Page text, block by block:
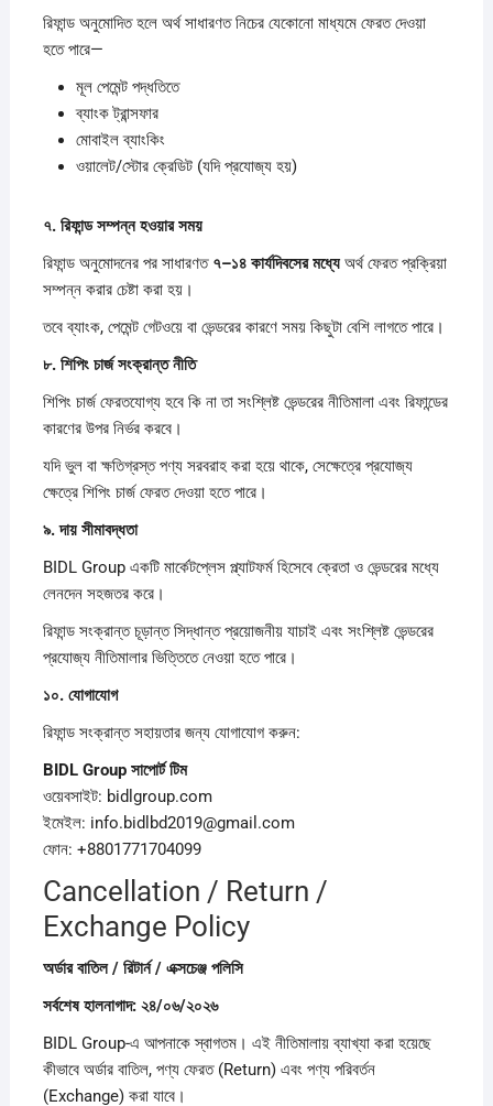
রিফান্ড অনুমোদিত হলে অর্থ সাধারণত নিচের যেকোনো মাধ্যমে ফেরত দেওয়া
হতে পারে—
মূল পেমেন্ট পদ্ধতিতে
ব্যাংক ট্রান্সফার
মোবাইল ব্যাংকিং
ওয়ালেট/স্টোর ক্রেডিট (যদি প্রযোজ্য হয়)
৭. রিফান্ডসম্পন্নহওয়ারসময়
রিফান্ড অনুমোদনের পর সাধারণত ৭–১৪ কার্যদিবসেরমধ্যেঅর্থ ফেরত প্রক্রিয়া
সম্পন্ন করার চেষ্টা করা হয়।
তবে ব্যাংক, পেমেন্ট গেটওয়ে বা ভেন্ডরের কারণে সময় কিছুটা বেশি লাগতে পারে।
৮. শিপিং চার্জসংক্রান্তনীতি
শিপিং চার্জ ফেরতযোগ্য হবে কি না তা সংশ্লিষ্ট ভেন্ডরের নীতিমালা এবং রিফান্ডের
কারণের উপর নির্ভর করবে।
যদি ভুল বা ক্ষতিগ্রস্ত পণ্য সরবরাহ করা হয়ে থাকে, সেক্ষেত্রে প্রযোজ্য
ক্ষেত্রে শিপিং চার্জ ফেরত দেওয়া হতে পারে।
৯.দায়সীমাবদ্ধতা
BIDL Group একটি মার্কেটপ্লেস প্ল্যাটফর্ম হিসেবে ক্রেতা ও ভেন্ডরের মধ্যে
লেনদেন সহজতর করে।
রিফান্ড সংক্রান্ত চূড়ান্ত সিদ্ধান্ত প্রয়োজনীয় যাচাই এবং সংশ্লিষ্ট ভেন্ডরের
প্রযোজ্য নীতিমালার ভিত্তিতে নেওয়া হতে পারে।
১০. যোগাযোগ
রিফান্ড সংক্রান্ত সহায়তার জন্য যোগাযোগ করুন:
BIDL Group সাপোর্টটিম
ওয়েবসাইট: bidlgroup.com
ইমেইল: info.bidlbd2019@gmail.com
ফোন: +8801771704099
Cancellation / Return /
Exchange Policy
অর্ডারবাতিল / রিটার্ন / এক্সচেঞ্জ পলিসি
সর্বশেষহালনাগাদ: ২৪/০৬/২০২৬
BIDL Group-এ আপনাকে স্বাগতম। এই নীতিমালায় ব্যাখ্যা করা হয়েছে
কীভাবে অর্ডার বাতিল, পণ্য ফেরত (Return) এবং পণ্য পরিবর্তন
(Exchange) করা যাবে।